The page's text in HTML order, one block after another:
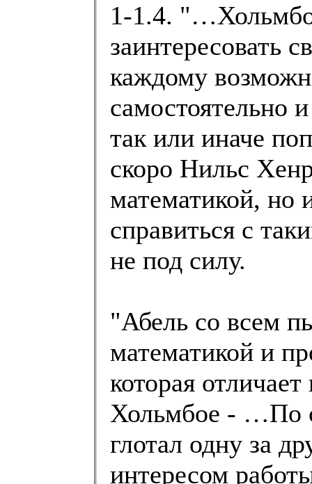
1-1.4.
заинтересовать
каждому
самостоятельно
так или иначе
скоро Нильс
математикой, но
справиться с
не под силу.
"Абель со всем
математикой и
которая
Хольмбое - …По
глотал одну за
интересом